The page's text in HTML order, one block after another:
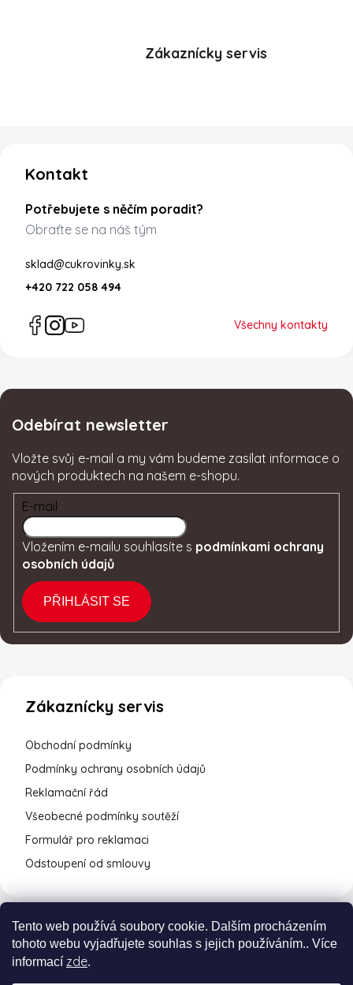
Tento web používá soubory cookie. Dalším procházením
tohoto webu vyjadřujete souhlas s jejich používáním.. Více
informací zde.
Zákaznícky servis
Kontakt
Potřebujete s něčím poradit?
Obraťte se na náš tým
sklad@cukrovinky.sk
+420 722 058 494
Všechny kontakty
Odebírat newsletter
Vložte svůj e-mail a my vám budeme zasílat informace o
nových produktech na našem e-shopu.
E-mail
Vložením e-mailu souhlasíte s podmínkami ochrany
osobních údajů
PŘIHLÁSIT SE
Zákaznícky servis
Obchodní podmínky
Podmínky ochrany osobních údajů
Reklamační řád
Všeobecné podmínky soutěží
Formulář pro reklamaci
Odstoupení od smlouvy